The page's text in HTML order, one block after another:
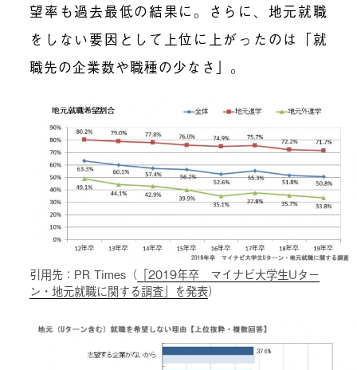
望率も過去最低の結果に。さらに、地元就職
をしない要因として上位に上がったのは「就
職先の企業数や職種の少なさ」。
引用先：PR Times（ 「2019年卒 マイナビ大学生Uター
ン・地元就職に関する調査」を発表）